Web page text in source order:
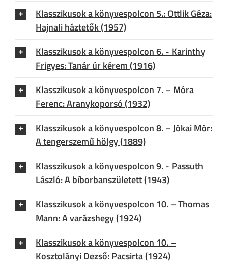
Klasszikusok a könyvespolcon 5.: Ottlik Géza:
Hajnali háztetők (1957)
Klasszikusok a könyvespolcon 6. - Karinthy
Frigyes: Tanár úr kérem (1916)
Klasszikusok a könyvespolcon 7. – Móra
Ferenc: Aranykoporsó (1932)
Klasszikusok a könyvespolcon 8. – Jókai Mór:
A tengerszemű hölgy (1889)
Klasszikusok a könyvespolcon 9. - Passuth
László: A bíborbanszületett (1943)
Klasszikusok a könyvespolcon 10. – Thomas
Mann: A varázshegy (1924)
Klasszikusok a könyvespolcon 10. –
Kosztolányi Dezső: Pacsirta (1924)